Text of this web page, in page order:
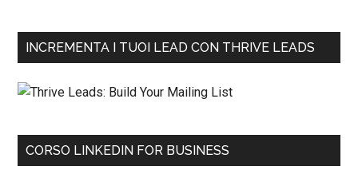
INCREMENTA I TUOI LEAD CON THRIVE LEADS
CORSO LINKEDIN FOR BUSINESS